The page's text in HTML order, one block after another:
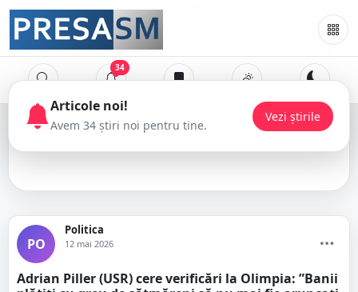
34
Adrian Piller
PO
Politica
12 mai 2026
Adrian Piller (USR) cere verificări la Olimpia: ”Banii
Articole noi!
Avem 34 știri noi pentru tine.
Vezi știrile